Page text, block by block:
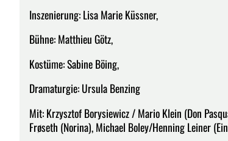
Inszenierung: Lisa Marie Küssner,
Bühne: Matthieu Götz,
Kostüme: Sabine Böing,
Dramaturgie: Ursula Benzing
Mit: Krzysztof Borysiewicz / Mario Klein (Don
Frøseth (Norina), Michael Boley/Henning Leiner